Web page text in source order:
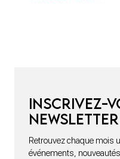
Inscrivez-
newsletter
Retrouvez chaque mois
événements,